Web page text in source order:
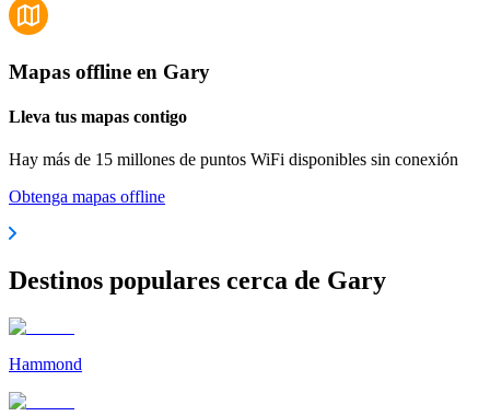
Mapas offline en Gary
Lleva tus mapas contigo
Hay más de 15 millones de puntos WiFi disponibles sin conexión
Obtenga mapas offline
Destinos populares cerca de Gary
Hammond